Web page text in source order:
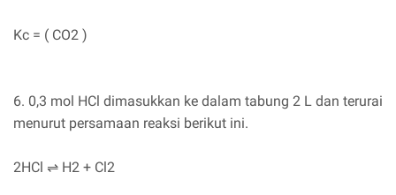
Kc = ( CO2 )
6. 0,3 mol HCl dimasukkan ke dalam tabung 2 L dan terurai
menurut persamaan reaksi berikut ini.
2HCl ⇌ H2 + Cl2